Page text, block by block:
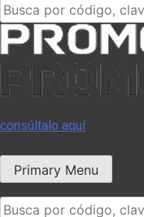
consúltalo aquí
Primary Menu